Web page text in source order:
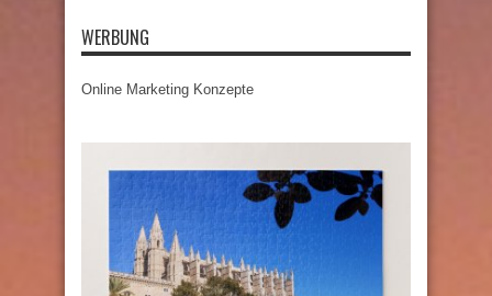
WERBUNG
Online Marketing Konzepte